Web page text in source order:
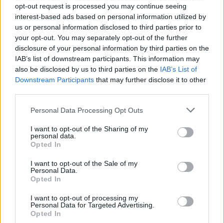
opt-out request is processed you may continue seeing
interest-based ads based on personal information utilized by
us or personal information disclosed to third parties prior to
your opt-out. You may separately opt-out of the further
disclosure of your personal information by third parties on the
IAB’s list of downstream participants. This information may
also be disclosed by us to third parties on the IAB’s List of
Downstream Participants that may further disclose it to other
Personal Data Processing Opt Outs
I want to opt-out of the Sharing of my
personal data.
Opted In
I want to opt-out of the Sale of my
Personal Data.
Opted In
I want to opt-out of processing my
Personal Data for Targeted Advertising.
Opted In
Banda Pelillos
OV7
La Leyenda
Pedro Fernández
Playa Limbo